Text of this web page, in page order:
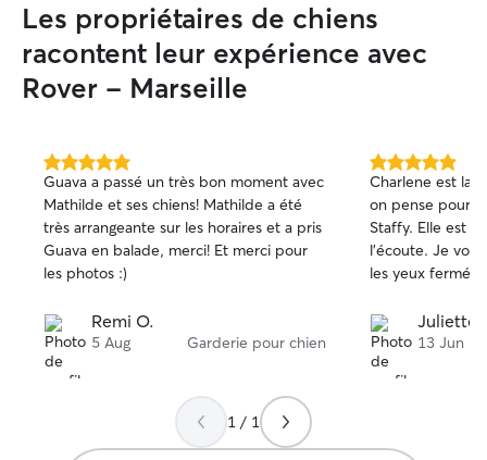
Les propriétaires de chiens
racontent leur expérience avec
Rover - Marseille
5.0 étoile(s)
sur
5
Guava a passé un très bon moment avec
Mathilde et ses chiens! Mathilde a été
très arrangeante sur les horaires et a pris
Guava en balade, merci! Et merci pour
les photos :)
Remi O.
5 Aug Garderie pour chien
5.0 étoile(s)
sur
5
Charlene est la
on pense pour
Staffy. Elle est
l’écoute. Je
les yeux fermés
Juliette
13 Jun
1 / 1